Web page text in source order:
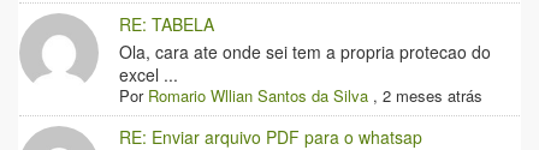
RE: TABELA
Ola, cara ate onde sei tem a propria protecao do
excel ...
Por Romario Wllian Santos da Silva ,2 meses atrás
RE: Enviar arquivo PDF para o whatsap